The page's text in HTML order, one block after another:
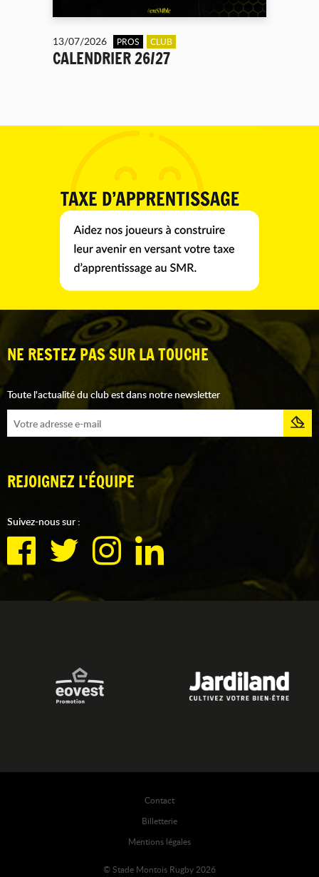
13/07/2026 PROS CLUB
CALENDRIER 26/27
NE RESTEZ PAS SUR LA TOUCHE
Toute l'actualité du club est dans notre newsletter
REJOIGNEZ L'ÉQUIPE
Suivez-nous sur :
Contact
Billetterie
Mentions légales
© Stade Montois Rugby 2026